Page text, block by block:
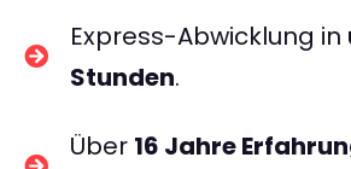
Express-Abwicklung in
Stunden.
Über 16 Jahre